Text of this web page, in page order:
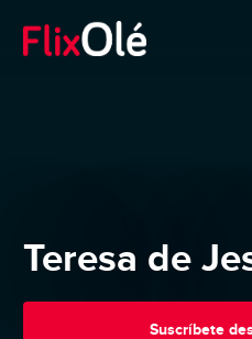
Teresa de
Suscríbete